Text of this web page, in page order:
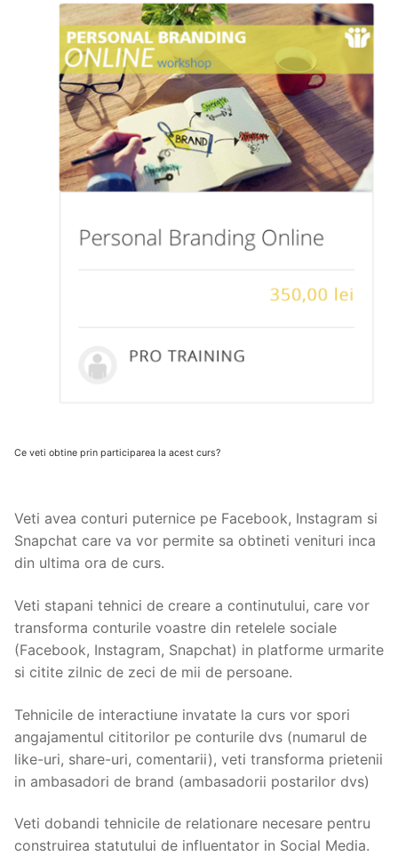
Ce veti obtine prin participarea la acest curs?
Veti avea conturi puternice pe Facebook, Instagram si
Snapchat care va vor permite sa obtineti venituri inca
din ultima ora de curs.
Veti stapani tehnici de creare a continutului, care vor
transforma conturile voastre din retelele sociale
(Facebook, Instagram, Snapchat) in platforme urmarite
si citite zilnic de zeci de mii de persoane.
Tehnicile de interactiune invatate la curs vor spori
angajamentul cititorilor pe conturile dvs (numarul de
like-uri, share-uri, comentarii), veti transforma prietenii
in ambasadori de brand (ambasadorii postarilor dvs)
Veti dobandi tehnicile de relationare necesare pentru
construirea statutului de influentator in Social Media.